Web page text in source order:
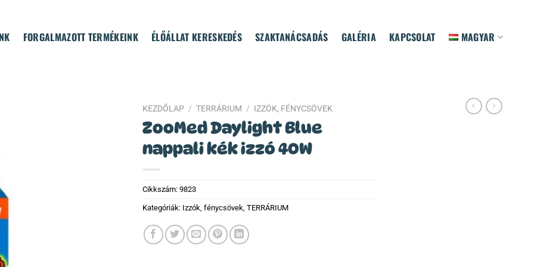
FORGALMAZOTT TERMÉKEINK ÉLŐÁLLAT KERESKEDÉS SZAKTANÁCSADÁS GALÉRIA KAPCSOLAT MAGYAR
KEZDŐLAP / TERRÁRIUM / IZZÓK, FÉNYCSÖVEK
ZooMed Daylight Blue
nappali kék izzó 40W
Cikkszám: 9823
Kategóriák: Izzók, fénycsövek TERRÁRIUM